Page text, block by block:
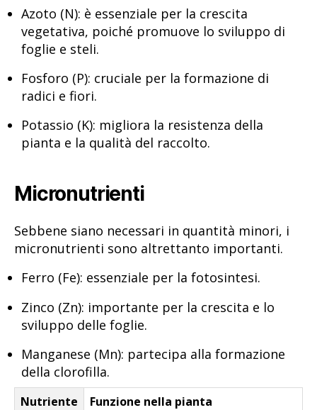
Azoto (N): è essenziale per la crescita
vegetativa, poiché promuove lo sviluppo di
foglie e steli.
Fosforo (P): cruciale per la formazione di
radici e fiori.
Potassio (K): migliora la resistenza della
pianta e la qualità del raccolto.
Micronutrienti
Sebbene siano necessari in quantità minori, i
micronutrienti sono altrettanto importanti.
Ferro (Fe): essenziale per la fotosintesi.
Zinco (Zn): importante per la crescita e lo
sviluppo delle foglie.
Manganese (Mn): partecipa alla formazione
della clorofilla.
Nutriente Funzione nella pianta